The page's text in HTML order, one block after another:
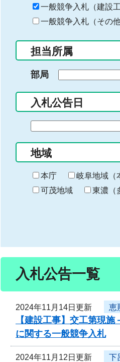
キ
ー
ー
入
力
一般競争入札（建設工
一般競争入札（その他
担当所属
部局
入札公告日
の
始
ま
り
地域
本庁 岐阜地域（
可茂地域
東濃（
入札公告一覧
2024年11月14日更新 恵
【建設工事】交工第現
に関する一般競争入札
2024年11月12日更新 下